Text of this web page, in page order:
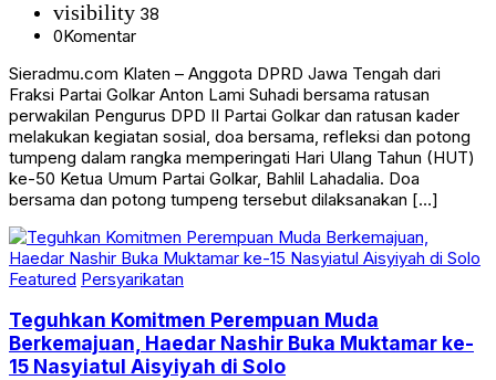
visibility 38
0Komentar
Sieradmu.com Klaten – Anggota DPRD Jawa Tengah dari
Fraksi Partai Golkar Anton Lami Suhadi bersama ratusan
perwakilan Pengurus DPD II Partai Golkar dan ratusan kader
melakukan kegiatan sosial, doa bersama, refleksi dan potong
tumpeng dalam rangka memperingati Hari Ulang Tahun (HUT)
ke-50 Ketua Umum Partai Golkar, Bahlil Lahadalia. Doa
bersama dan potong tumpeng tersebut dilaksanakan […]
Featured Persyarikatan
Teguhkan Komitmen Perempuan Muda
Berkemajuan, Haedar Nashir Buka Muktamar ke-
15 Nasyiatul Aisyiyah di Solo